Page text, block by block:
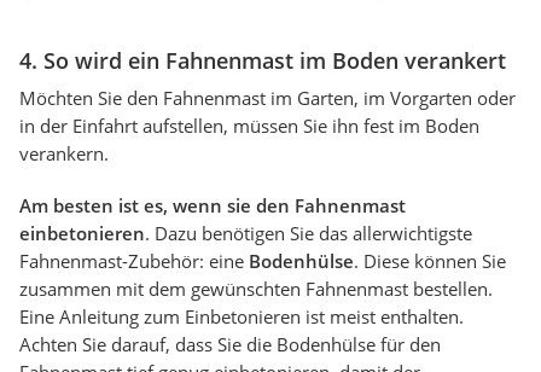
4. So wird ein Fahnenmast im Boden verankert
Möchten Sie den Fahnenmast im Garten, im Vorgarten oder
in der Einfahrt aufstellen, müssen Sie ihn fest im Boden
verankern.
Am besten ist es, wenn sie den Fahnenmast
einbetonieren. Dazu benötigen Sie das allerwichtigste
Fahnenmast-Zubehör: eine Bodenhülse. Diese können Sie
zusammen mit dem gewünschten Fahnenmast bestellen.
Eine Anleitung zum Einbetonieren ist meist enthalten.
Achten Sie darauf, dass Sie die Bodenhülse für den